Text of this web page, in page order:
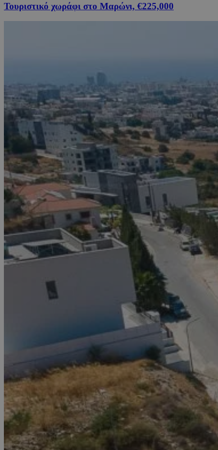
Τουριστικό χωράφι στο Μαρώνι, €225,000